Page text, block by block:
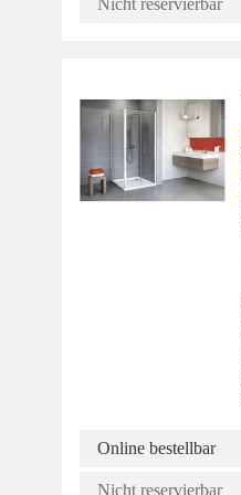
Online bestellbar
Nicht reservierbar